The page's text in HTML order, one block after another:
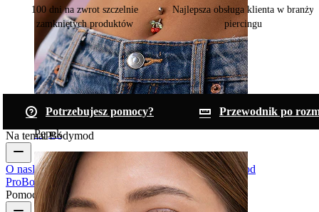
Pępek
100 dni na zwrot szczelnie
zamkniętych produktów
Najlepsza obsługa klienta w branży
piercingu
Potrzebujesz pomocy?
Przewodnik po
Na temat Bodymod
O nasBlogOgólne warunki & Zasady KontaktBodymod
ProBodymod Creators
Opinie o Bodymod
Pomoc & Informacje